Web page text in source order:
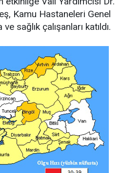
Kamu Hastaneleri Genel
sağlık çalışanları katıldı.